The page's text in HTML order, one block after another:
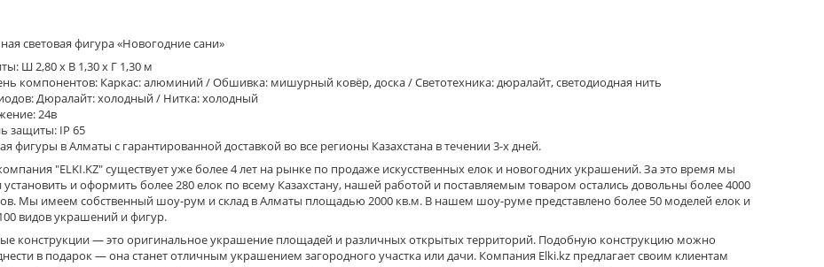
световая фигура «Новогодние сани»
Ш 2,80 x В 1,30 x Г 1,30 м
компонентов: Каркас: алюминий / Обшивка: мишурный ковёр, доска / Светотехника: дюралайт, светодиодная нить
Дюралайт: холодный / Нитка: холодный
24в
защиты: IP 65
фигуры в Алматы с гарантированной доставкой во все регионы Казахстана в течении 3-х дней.
"ELKI.KZ" существует уже более 4 лет на рынке по продаже искусственных елок и новогодних украшений. За это время мы
установить и оформить более 280 елок по всему Казахстану, нашей работой и поставляемым товаром остались довольны более 4000
Мы имеем собственный шоу-рум и склад в Алматы площадью 2000 кв.м. В нашем шоу-руме представлено более 50 моделей елок и
видов украшений и фигур.
конструкции — это оригинальное украшение площадей и различных открытых территорий. Подобную конструкцию можно
в подарок — она станет отличным украшением загородного участка или дачи. Компания Elki.kz предлагает своим клиентам